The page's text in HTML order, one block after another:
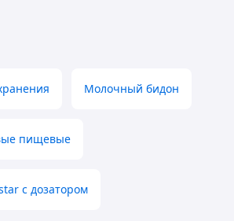
Молочный бидон
пищевые
с дозатором